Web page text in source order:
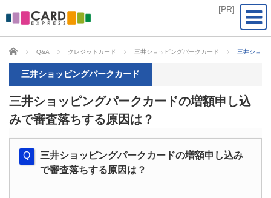
CARD EXPRESS
Q&A クレジットカード 三井ショッピングパークカード 三井ショッ
三井ショッピングパークカード
三井ショッピングパークカードの増額申し込
みで審査落ちする原因は？
三井ショッピングパークカードの増額申し込み
で審査落ちする原因は？